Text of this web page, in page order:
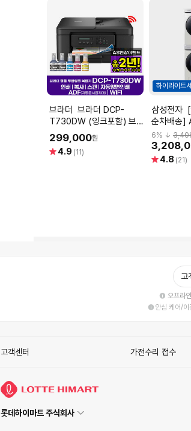
브라더 브라더 DCP-
T730DW (잉크포함) 브
라더 프린터 인쇄 복사 스
캔 자동양면인쇄 WIFI
ADF
299,000원
별 4.9 (11)
하이라이트
삼성전자 [9월 3주차이후
순차배송]
탁기+건조
6% ↓
별 4.8 (21)
고
오프라
안심 케어/
고객센터 가전수리 접수
롯데하이마트 주식회사